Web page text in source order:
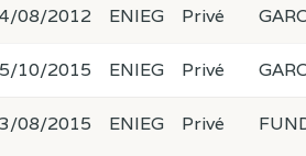
08/2012 ENIEG Privé
10/2015 ENIEG Privé
08/2015 ENIEG Privé